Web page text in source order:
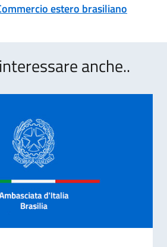
estero brasiliano
anche..